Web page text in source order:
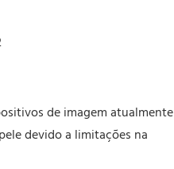
de imagem atualmente
devido a limitações na